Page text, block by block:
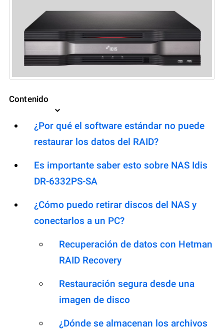
Contenido
¿Por qué el software estándar no puede
restaurar los datos del RAID?
Es importante saber esto sobre NAS Idis
DR-6332PS-SA
¿Cómo puedo retirar discos del NAS y
conectarlos a un PC?
Recuperación de datos con Hetman
RAID Recovery
Restauración segura desde una
imagen de disco
¿Dónde se almacenan los archivos